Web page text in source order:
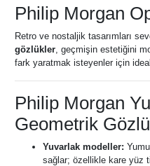
Philip Morgan
Retro ve nostaljik tasarımları
gözlükler, geçmişin estetiğini
fark yaratmak isteyenler için
Philip Morgan
Geometrik
Yuvarlak modeller:
sağlar; özellikle kare yüz